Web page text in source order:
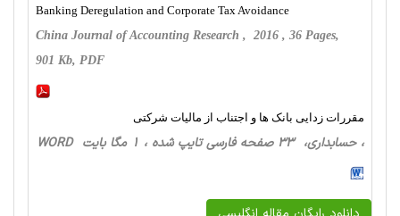
Banking Deregulation and Corporate Tax Avoidance
China Journal of Accounting Research , 2016 , 36 Pages,
901 Kb, PDF
مقررات زدایی بانک ها و اجتناب از مالیات شرکتی
، حسابداری، 33 صفحه فارسی تایپ شده ، 1 مگا بایت WORD